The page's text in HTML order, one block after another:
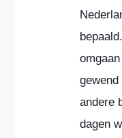
andere
dagen